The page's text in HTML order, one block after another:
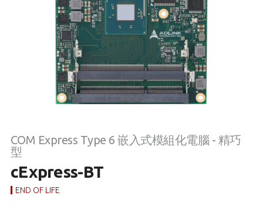
COM Express Type 6 嵌入式模組化電腦 - 精巧
型
cExpress-BT
END OF LIFE